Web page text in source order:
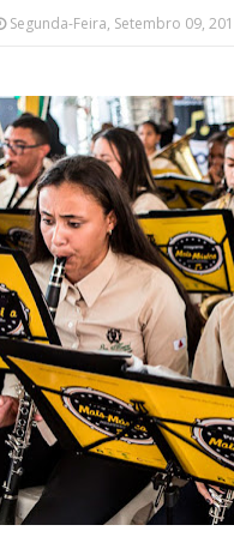
Segunda-Feira, Setembro 09,